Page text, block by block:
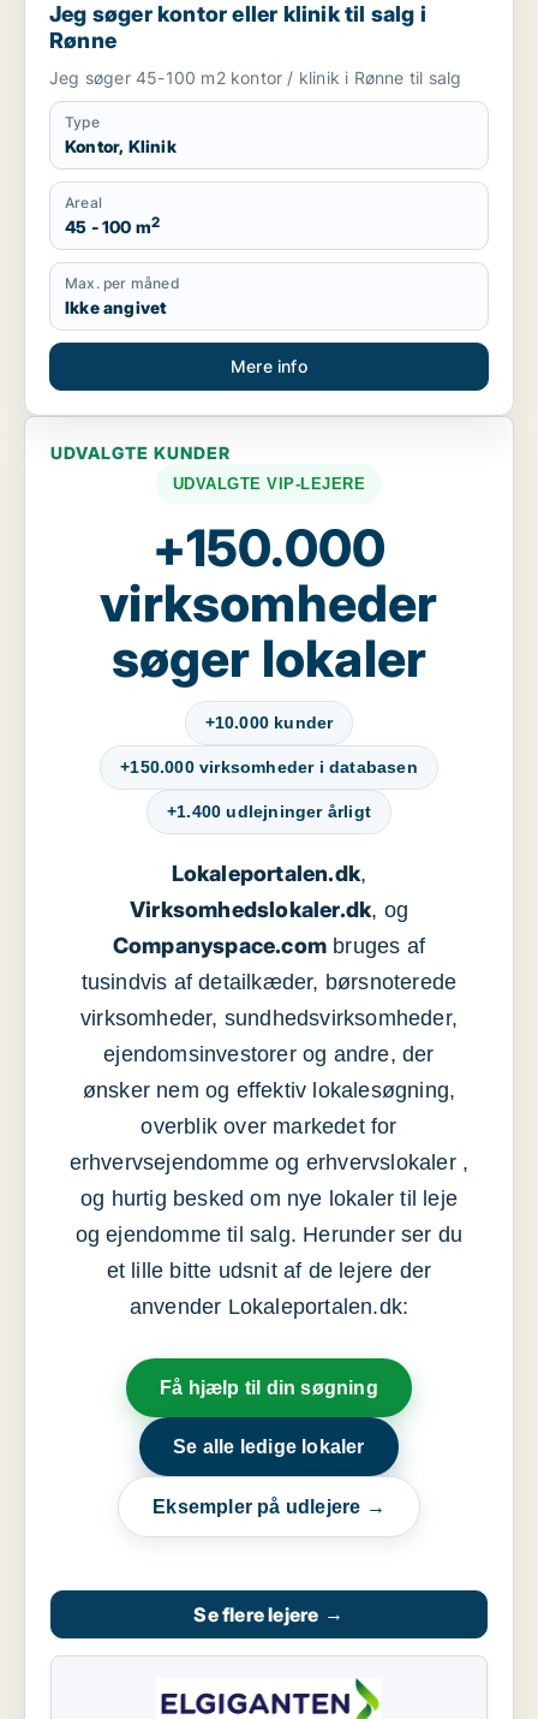
Jeg søger kontor eller klinik til salg i
Rønne
Jeg søger 45-100 m2 kontor / klinik i Rønne til salg
Type
Kontor, Klinik
Areal
45 - 100 m2
Max. per måned
Ikke angivet
Mere info
UDVALGTE KUNDER
UDVALGTE VIP-LEJERE
+150.000
virksomheder
søger lokaler
+10.000 kunder
+150.000 virksomheder i databasen
+1.400 udlejninger årligt
Lokaleportalen.dk,
Virksomhedslokaler.dk, og
Companyspace.com bruges af
tusindvis af detailkæder, børsnoterede
virksomheder, sundhedsvirksomheder,
ejendomsinvestorer og andre, der
ønsker nem og effektiv lokalesøgning,
overblik over markedet for
erhvervsejendomme og erhvervslokaler ,
og hurtig besked om nye lokaler til leje
og ejendomme til salg. Herunder ser du
et lille bitte udsnit af de lejere der
anvender Lokaleportalen.dk:
Få hjælp til din søgning
Se alle ledige lokaler
Eksempler på udlejere →
Se flere lejere →